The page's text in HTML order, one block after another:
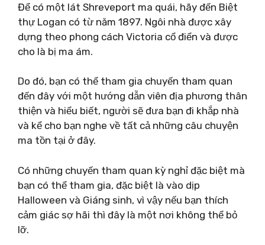
Để có một lát Shreveport ma quái, hãy đến Biệt
thự Logan có từ năm 1897. Ngôi nhà được xây
dựng theo phong cách Victoria cổ điển và được
cho là bị ma ám.
Do đó, bạn có thể tham gia chuyến tham quan
đến đây với một hướng dẫn viên địa phương thân
thiện và hiểu biết, người sẽ đưa bạn đi khắp nhà
và kể cho bạn nghe về tất cả những câu chuyện
ma tồn tại ở đây.
Có những chuyến tham quan kỳ nghỉ đặc biệt mà
bạn có thể tham gia, đặc biệt là vào dịp
Halloween và Giáng sinh, vì vậy nếu bạn thích
cảm giác sợ hãi thì đây là một nơi không thể bỏ
lỡ.